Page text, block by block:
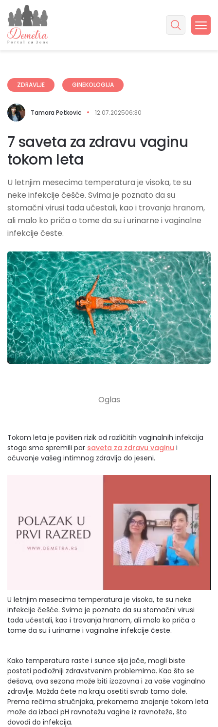
ZDRAVLJE GINEKOLOGIJA
Tamara Petkovic 12.07.202506:30
7 saveta za zdravu vaginu
tokom leta
U letnjim mesecima temperatura je visoka, te su
neke infekcije češće. Svima je poznato da su
stomačni virusi tada učestali, kao i trovanja hranom,
ali malo ko priča o tome da su i urinarne i vaginalne
infekcije česte.
Tokom leta je povišen rizik od različitih vaginalnih infekcija
stoga smo spremili par saveta za zdravu vaginu i
očuvanje vašeg intimnog zdravlja do jeseni.
U letnjim mesecima temperatura je visoka, te su neke
infekcije češće. Svima je poznato da su stomačni virusi
tada učestali, kao i trovanja hranom, ali malo ko priča o
tome da su i urinarne i vaginalne infekcije česte.
Kako temperatura raste i sunce sija jače, mogli biste
postati podložniji zdravstvenim problemima. Kao što se
dešava, ova sezona može biti izazovna i za vaše vaginalno
zdravlje. Možda ćete na kraju osetiti svrab tamo dole.
Prema rečima stručnjaka, prekomerno znojenje tokom leta
može da izbaci pH ravnotežu vagine iz ravnoteže, što
dovodi do infekcija.